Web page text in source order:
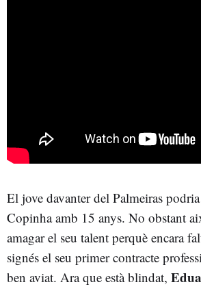
El jove davanter del Palmeiras
Copinha amb 15 anys. No obstant
amagar el seu talent perquè encara
signés el seu primer contracte
ben aviat. Ara que està blindat,